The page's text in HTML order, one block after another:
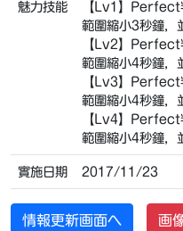
魅力技能
【Lv1】Perfect
範圍縮小3秒鐘，
【Lv2】Perfect
範圍縮小4秒鐘，
【Lv3】Perfect
範圍縮小4秒鐘，
【Lv4】Perfect
範圍縮小4秒鐘，
實施日期 2017/11/23
情報更新画面へ 画